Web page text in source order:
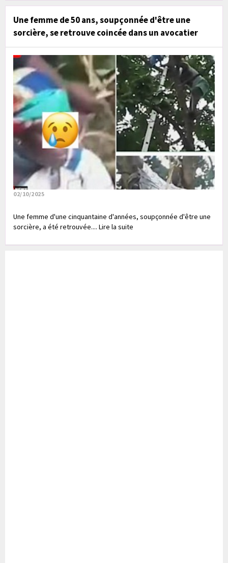
Une femme de 50 ans, soupçonnée d'être une
sorcière, se retrouve coincée dans un avocatier
02/10/2025
Une femme d'une cinquantaine d'années, soupçonnée d'être une
sorcière, a été retrouvée.... Lire la suite